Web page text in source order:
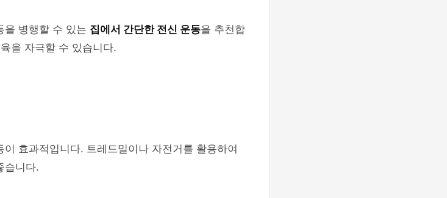
을 병행할 수 있는 집에서 간단한 전신 운동을 추천합
을 자극할 수 있습니다.
효과적입니다. 트레드밀이나 자전거를 활용하여
습니다.